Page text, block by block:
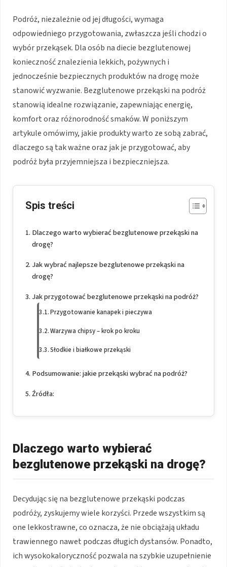
Podróż, niezależnie od jej długości, wymaga
odpowiedniego przygotowania, zwłaszcza jeśli chodzi o
wybór przekąsek. Dla osób na diecie bezglutenowej
konieczność znalezienia lekkich, pożywnych i
jednocześnie bezpiecznych produktów na drogę może
stanowić wyzwanie. Bezglutenowe przekąski na podróż
stanowią idealne rozwiązanie, zapewniając energię,
komfort oraz różnorodność smaków. W poniższym
artykule omówimy, jakie produkty warto ze sobą zabrać,
dlaczego są tak ważne oraz jak je przygotować, aby
podróż była przyjemniejsza i bezpieczniejsza.
Spis treści
Dlaczego warto wybierać bezglutenowe przekąski na
drogę?
Jak wybrać najlepsze bezglutenowe przekąski na
drogę?
Jak przygotować bezglutenowe przekąski na podróż?
Przygotowanie kanapek i pieczywa
Warzywa chipsy – krok po kroku
Słodkie i białkowe przekąski
Podsumowanie: jakie przekąski wybrać na podróż?
Źródła:
Dlaczego warto wybierać
bezglutenowe przekąski na drogę?
Decydując się na bezglutenowe przekąski podczas
podróży, zyskujemy wiele korzyści. Przede wszystkim są
one lekkostrawne, co oznacza, że nie obciążają układu
trawiennego nawet podczas długich dystansów. Ponadto,
ich wysokokaloryczność pozwala na szybkie uzupełnienie